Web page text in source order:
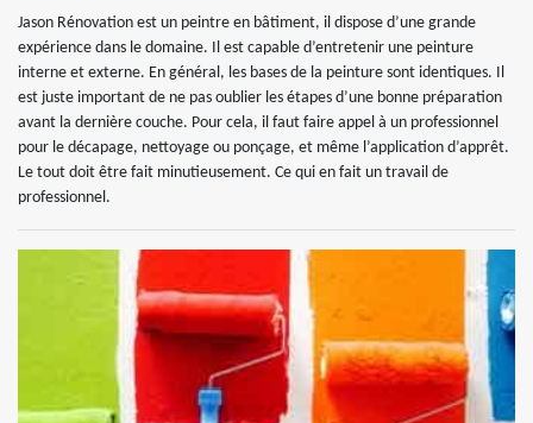
Jason Rénovation est un peintre en bâtiment, il dispose d’une grande
expérience dans le domaine. Il est capable d’entretenir une peinture
interne et externe. En général, les bases de la peinture sont identiques. Il
est juste important de ne pas oublier les étapes d’une bonne préparation
avant la dernière couche. Pour cela, il faut faire appel à un professionnel
pour le décapage, nettoyage ou ponçage, et même l’application d’apprêt.
Le tout doit être fait minutieusement. Ce qui en fait un travail de
professionnel.